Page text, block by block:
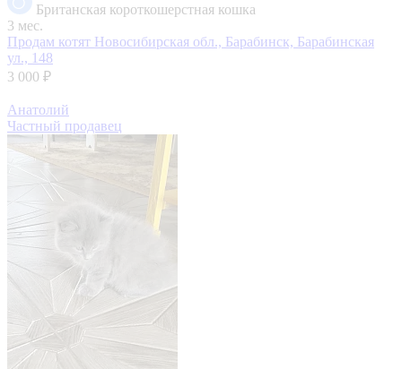
Британская короткошерстная кошка
3 мес.
Продам котят Новосибирская обл., Барабинск, Барабинская
ул., 148
3 000 ₽
Анатолий
Частный продавец